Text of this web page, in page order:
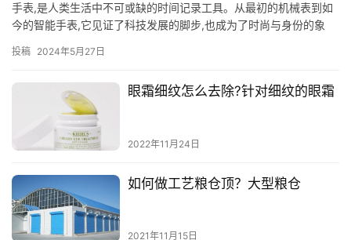
手表,是人类生活中不可或缺的时间记录工具。从最初的机械表到如
今的智能手表,它见证了科技发展的脚步,也成为了时尚与身份的象
精…
投稿 2024年5月27日
眼霜细纹怎么去除?针对细纹的眼霜
2022年11月24日
如何做工艺粮仓顶？大型粮仓
2021年11月15日